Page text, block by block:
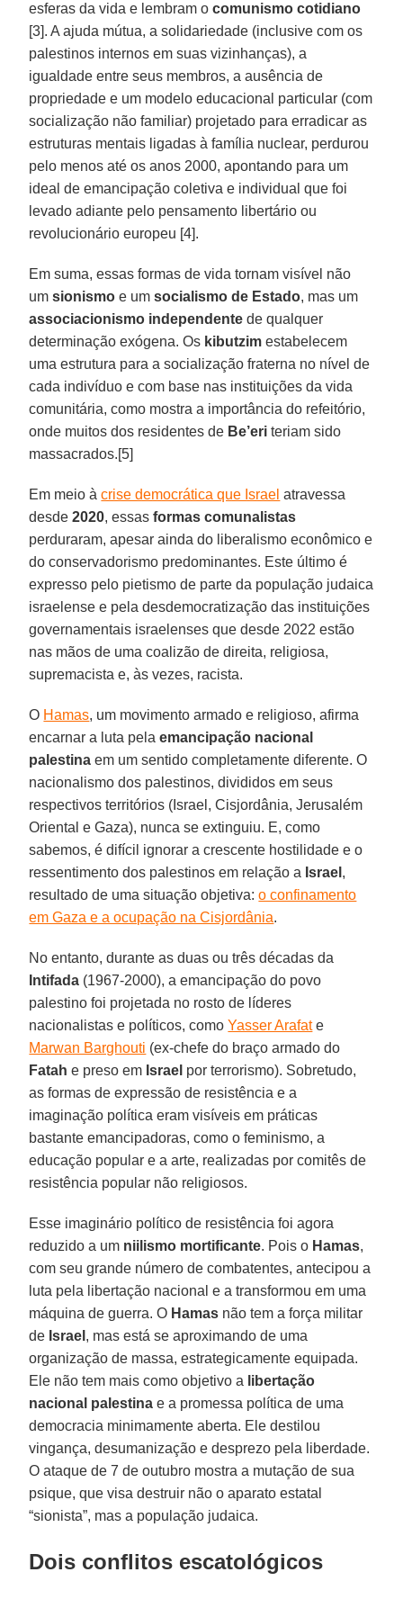
esferas da vida e lembram ocomunismo cotidiano
[3]. A ajuda mútua, a solidariedade (inclusive com os
palestinos internos em suas vizinhanças), a
igualdade entre seus membros, a ausência de
propriedade e um modelo educacional particular (com
socialização não familiar) projetado para erradicar as
estruturas mentais ligadas à família nuclear, perdurou
pelo menos até os anos 2000, apontando para um
ideal de emancipação coletiva e individual que foi
levado adiante pelo pensamento libertário ou
revolucionário europeu [4].
Em suma, essas formas de vida tornam visível não
umsionismo e umsocialismo de Estado, mas um
associacionismo independente de qualquer
determinação exógena. Os kibutzim estabelecem
uma estrutura para a socialização fraterna no nível de
cada indivíduo e com base nas instituições da vida
comunitária, como mostra a importância do refeitório,
onde muitos dos residentes de Be’eri teriam sido
massacrados.[5]
Em meio àcrise democrática que Israel atravessa
desde2020, essasformas comunalistas
perduraram, apesar ainda do liberalismo econômico e
do conservadorismo predominantes. Este último é
expresso pelo pietismo de parte da população judaica
israelense e pela desdemocratização das instituições
governamentais israelenses que desde 2022 estão
nas mãos de uma coalizão de direita, religiosa,
supremacista e, às vezes, racista.
O Hamas, um movimento armado e religioso, afirma
encarnar a luta pela emancipação nacional
palestina em um sentido completamente diferente. O
nacionalismo dos palestinos, divididos em seus
respectivos territórios (Israel, Cisjordânia, Jerusalém
Oriental e Gaza), nunca se extinguiu. E, como
sabemos, é difícil ignorar a crescente hostilidade e o
ressentimento dos palestinos em relação a Israel ,
resultado de uma situação objetiva:o confinamento
em Gaza e a ocupação na Cisjordânia.
No entanto, durante as duas ou três décadas da
Intifada (1967-2000), a emancipação do povo
palestino foi projetada no rosto de líderes
nacionalistas e políticos, comoYasser Arafate
Marwan Barghouti (ex-chefe do braço armado do
Fatah e preso em Israel por terrorismo). Sobretudo,
as formas de expressão de resistência e a
imaginação política eram visíveis em práticas
bastante emancipadoras, como o feminismo, a
educação popular e a arte, realizadas por comitês de
resistência popular não religiosos.
Esse imaginário político de resistência foi agora
reduzido a um niilismo mortificante. Pois o Hamas,
com seu grande número de combatentes, antecipou a
luta pela libertação nacional e a transformou em uma
máquina de guerra. O Hamas não tem a força militar
de Israel , mas está se aproximando de uma
organização de massa, estrategicamente equipada.
Ele não tem mais como objetivo a libertação
nacional palestina e a promessa política de uma
democracia minimamente aberta. Ele destilou
vingança, desumanização e desprezo pela liberdade.
O ataque de 7 de outubro mostra a mutação de sua
psique, que visa destruir não o aparato estatal
“sionista”, mas a população judaica.
Dois conflitos escatológicos